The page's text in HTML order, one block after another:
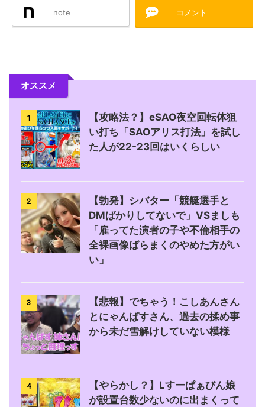
note コメント
オススメ
1
【攻略法？】eSAO夜空回転体狙
い打ち「SAOアリス打法」を試し
た人が22-23回はいくらしい
2
【勃発】シバター「競艇選手と
DMばかりしてないで」VSましも
「雇ってた演者の子や不倫相手の
全裸画像ばらまくのやめた方がい
い」
3
【悲報】でちゃう！こしあんさん
とにゃんぱすさん、過去の揉め事
から未だ雪解けしていない模様
4
【やらかし？】Lすーぱぁびん娘
が設置台数少ないのに出まくって